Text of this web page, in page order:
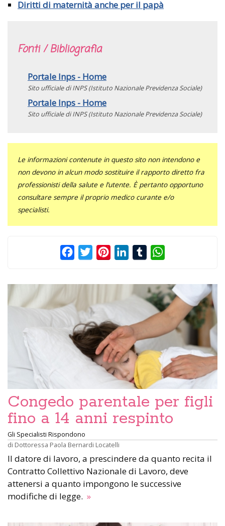
Diritti di maternità anche per il papà
Fonti / Bibliografia
Portale Inps - Home
Sito ufficiale di INPS (Istituto Nazionale Previdenza Sociale)
Portale Inps - Home
Sito ufficiale di INPS (Istituto Nazionale Previdenza Sociale)
Le informazioni contenute in questo sito non intendono e
non devono in alcun modo sostituire il rapporto diretto fra
professionisti della salute e l’utente. È pertanto opportuno
consultare sempre il proprio medico curante e/o
specialisti.
FacebookTwitterPinterestLinkedInTumblr
Congedo parentale per figli
fino a 14 anni respinto
Gli Specialisti Rispondono
di Dottoressa Paola Bernardi Locatelli
Il datore di lavoro, a prescindere da quanto recita il
Contratto Collettivo Nazionale di Lavoro, deve
attenersi a quanto impongono le successive
modifiche di legge. »